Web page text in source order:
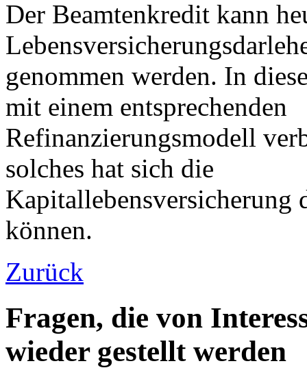
Der Beamtenkredit kann
genommen werden. In
mit einem entsprechenden
Refinanzierungsmodell
solches hat sich die
Kapitallebensversicherung
können.
Zurück
Fragen, die von
wieder gestellt werden